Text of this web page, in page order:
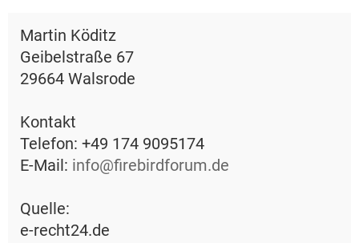
Martin Köditz
Geibelstraße 67
29664 Walsrode
Kontakt
Telefon: +49 174 9095174
E-Mail: info@firebirdforum.de
Quelle:
e-recht24.de